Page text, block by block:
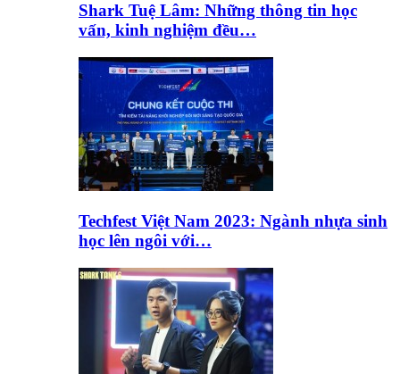
Shark Tuệ Lâm: Những thông tin học
vấn, kinh nghiệm đều…
Techfest Việt Nam 2023: Ngành nhựa sinh
học lên ngôi với…